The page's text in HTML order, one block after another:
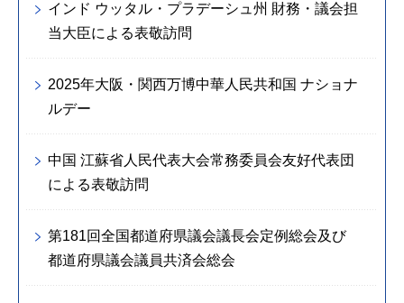
インド ウッタル・プラデーシュ州 財務・議会担
当大臣による表敬訪問
2025年大阪・関西万博中華人民共和国 ナショナ
ルデー
中国 江蘇省人民代表大会常務委員会友好代表団
による表敬訪問
第181回全国都道府県議会議長会定例総会及び
都道府県議会議員共済会総会